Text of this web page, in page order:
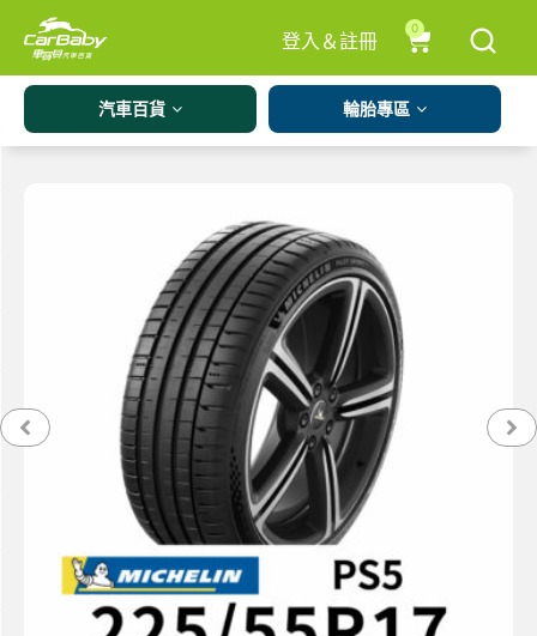
登入＆註冊
0
汽車百貨 輪胎專區